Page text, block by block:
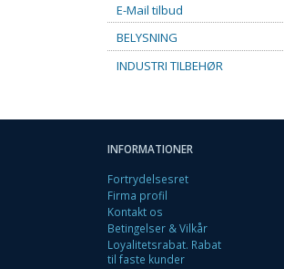
E-Mail tilbud
BELYSNING
INDUSTRI TILBEHØR
INFORMATIONER
Fortrydelsesret
Firma profil
Kontakt os
Betingelser & Vilkår
Loyalitetsrabat. Rabat
til faste kunder